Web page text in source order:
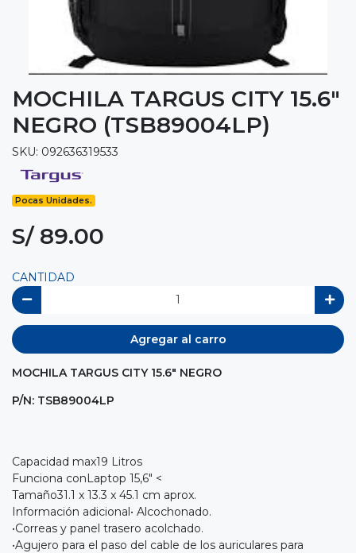
MOCHILA TARGUS CITY 15.6"
NEGRO (TSB89004LP)
SKU: 092636319533
Pocas Unidades.
S/ 89.00
CANTIDAD
Agregar al carro
MOCHILA TARGUS CITY 15.6" NEGRO
P/N: TSB89004LP
Capacidad max19 Litros
Funciona conLaptop 15,6" <
Tamaño31.1 x 13.3 x 45.1 cm aprox.
Información adicional• Alcochonado.
•Correas y panel trasero acolchado.
•Agujero para el paso del cable de los auriculares para